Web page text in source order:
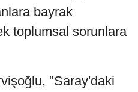
bayrak
toplumsal sorunlara
"Saray'daki